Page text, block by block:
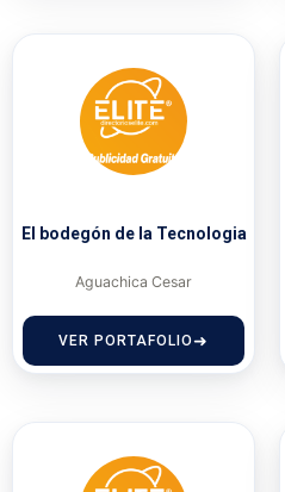
El bodegón de la Tecnologia
Aguachica Cesar
VER PORTAFOLIO